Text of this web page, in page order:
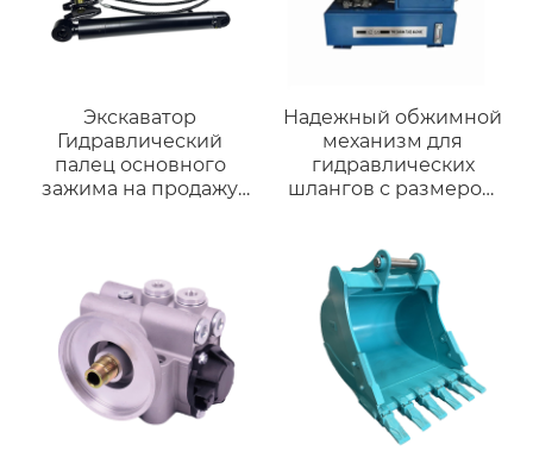
Экскаватор
Гидравлический
палец основного
зажима на продажу
экскаваторов весом
20 тонн
Надежный обжимной
механизм для
гидравлических
шлангов с размером
3 года